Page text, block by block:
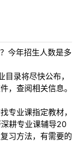
今年招生人数是多
录将尽快公布，
，查阅相关信息。
专业课指定教材，
耕专业课辅导20
习方法，有需要的